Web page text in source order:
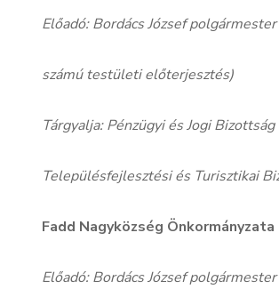
Előadó: Bordács József polgármester
számú testületi előterjesztés)
Tárgyalja: Pénzügyi és Jogi
Településfejlesztési és Turisztikai
Fadd Nagyközség
Előadó: Bordács József polgármester